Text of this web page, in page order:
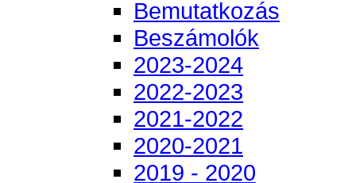
Bemutatkozás
Beszámolók
2023-2024
2022-2023
2021-2022
2020-2021
2019 - 2020